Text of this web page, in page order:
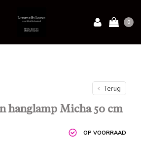
0
Terug
hanglamp Micha 50 cm
OP VOORRAAD